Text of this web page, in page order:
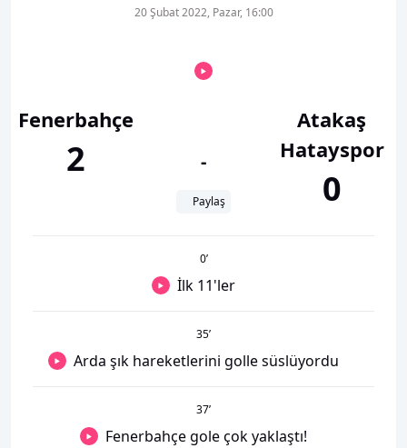
Fenerbahçe
2
20 Şubat 2022, Pazar, 16:00
-
Paylaş
Atakaş
Hatayspor
0
0’
İlk 11'ler
35’
Arda şık hareketlerini golle süslüyordu
37’
Fenerbahçe gole çok yaklaştı!